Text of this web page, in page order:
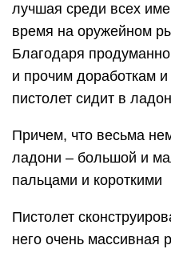
лучшая среди всех
время на оружейном
Благодаря
и прочим доработкам
пистолет сидит в
Причем, что весьма
ладони – большой и
пальцами и короткими
Пистолет
него очень массивная